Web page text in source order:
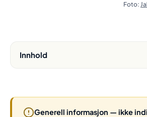
Foto:
Innhold
Generell informasjon — ikke